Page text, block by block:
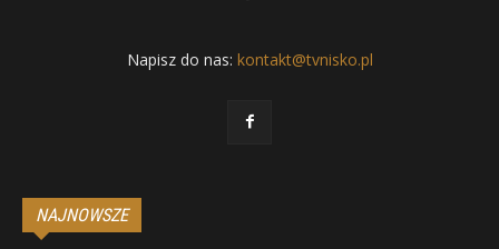
Napisz do nas: kontakt@tvnisko.pl
NAJNOWSZE